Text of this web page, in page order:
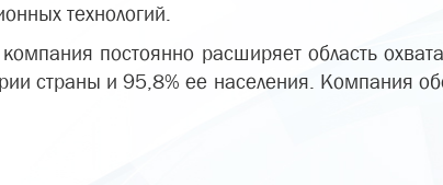
технологий.
постоянно расширяет область
страны и 95,8% ее населения. Компания